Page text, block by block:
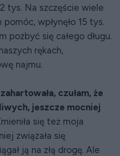
tys. Na szczęście wiele
wpłynęło 15 tys.
pozbyć się całego długu.
rękach,
najmu.
czułam, że
jeszcze mocniej
się też moja
związała się
ją na złą drogę. Ale